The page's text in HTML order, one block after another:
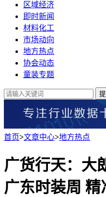
区域经济
即时新闻
材料化工
市场动向
地方热点
协会动态
童装专题
首页>文章中心>地方热点
广货行天：大
广东时装周